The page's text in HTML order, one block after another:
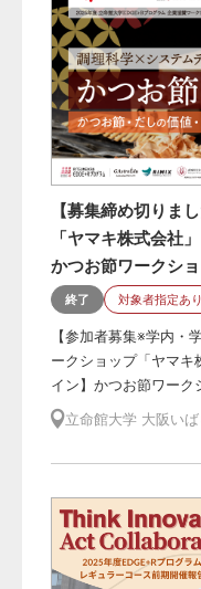
【募集締め切りま
「ヤマキ株式会社
かつお節ワークシ
終了 対象者指定あり
【参加者募集※学内・
ークショップ「ヤマ
イン】かつお節ワーク
立命館大学 大阪い